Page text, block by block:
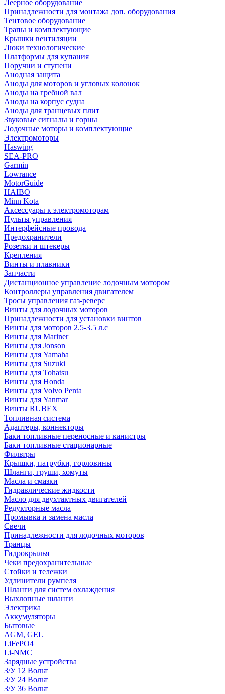
Леерное оборудование
Принадлежности для монтажа доп. оборудования
Тентовое оборудование
Трапы и комплектующие
Крышки вентиляции
Люки технологические
Платформы для купания
Поручни и ступени
Анодная защита
Аноды для моторов и угловых колонок
Аноды на гребной вал
Аноды на корпус судна
Аноды для транцевых плит
Звуковые сигналы и горны
Лодочные моторы и комплектующие
Электромоторы
Haswing
SEA-PRO
Garmin
Lowrance
MotorGuide
HAIBO
Minn Kota
Аксессуары к электромоторам
Пульты управления
Интерфейсные провода
Предохранители
Розетки и штекеры
Крепления
Винты и плавники
Запчасти
Дистанционное управление лодочным мотором
Контроллеры управления двигателем
Тросы управления газ-реверс
Винты для лодочных моторов
Принадлежности для установки винтов
Винты для моторов 2.5-3.5 л.с
Винты для Mariner
Винты для Jonson
Винты для Yamaha
Винты для Suzuki
Винты для Tohatsu
Винты для Honda
Винты для Volvo Penta
Винты для Yanmar
Винты RUBEX
Топливная система
Адаптеры, коннекторы
Баки топливные переносные и канистры
Баки топливные стационарные
Фильтры
Крышки, патрубки, горловины
Шланги, груши, хомуты
Масла и смазки
Гидравлические жидкости
Масло для двухтактных двигателей
Редукторные масла
Промывка и замена масла
Свечи
Принадлежности для лодочных моторов
Транцы
Гидрокрылья
Чеки предохранительные
Стойки и тележки
Удлинители румпеля
Шланги для систем охлаждения
Выхлопные шланги
Электрика
Аккумуляторы
Бытовые
AGM, GEL
LiFePO4
Li-NMC
Зарядные устройства
З/У 12 Вольт
З/У 24 Вольт
З/У 36 Вольт